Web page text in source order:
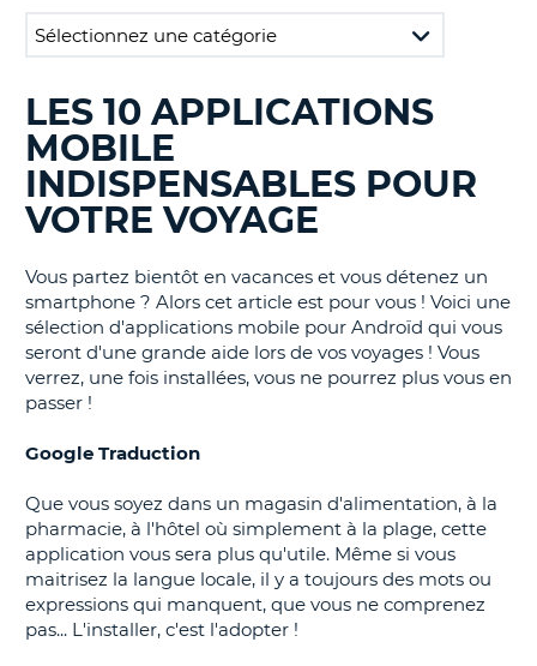
FRANCE
RECHERCHER
DES
BLOGS......
LES 10 APPLICATIONS
MOBILE
INDISPENSABLES POUR
VOTRE VOYAGE
Vous partez bientôt en vacances et vous détenez un
smartphone ? Alors cet article est pour vous ! Voici une
sélection d'applications mobile pour Androïd qui vous
seront d'une grande aide lors de vos voyages ! Vous
verrez, une fois installées, vous ne pourrez plus vous en
passer !
Google Traduction
Que vous soyez dans un magasin d'alimentation, à la
pharmacie, à l'hôtel où simplement à la plage, cette
application vous sera plus qu'utile. Même si vous
maitrisez la langue locale, il y a toujours des mots ou
expressions qui manquent, que vous ne comprenez
pas... L'installer, c'est l'adopter !